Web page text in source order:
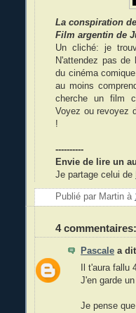
La conspiration
Film argentin de
Un cliché: je
N'attendez pas de
du cinéma
au moins
cherche un film
Voyez ou revoyez
!
----------
Envie de lire un
Je partage celui de
Publié par Martin à
4 commentaires:
Pascale a
Il t'aura
J'en garde
Je pense